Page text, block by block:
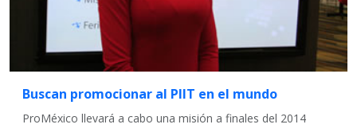
Buscan promocionar al PIIT en el mundo
ProMéxico llevará a cabo una misión a finales del 2014